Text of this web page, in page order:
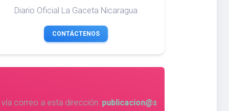
Diario Oficial La Gaceta Nicaragua
CONTÁCTENOS